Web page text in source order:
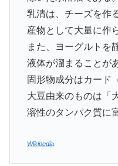
乳清は、チーズを作
産物として大量に作
また、ヨーグルトを
液体が溜まることが
固形物成分はカード
大豆由来のものは「
溶性のタンパク質に
Wikipedia